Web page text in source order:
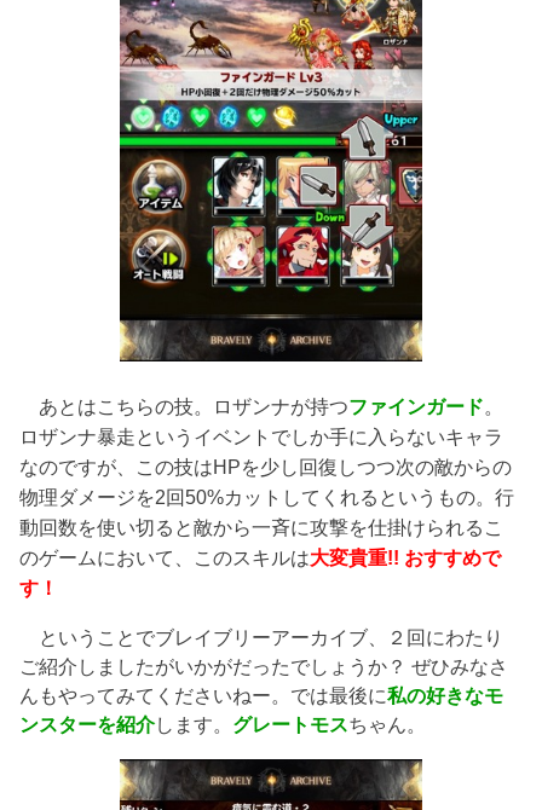
あとはこちらの技。ロザンナが持つファインガード。
ロザンナ暴走というイベントでしか手に入らないキャラ
なのですが、この技はHPを少し回復しつつ次の敵からの
物理ダメージを2回50%カットしてくれるというもの。行
動回数を使い切ると敵から一斉に攻撃を仕掛けられるこ
のゲームにおいて、このスキルは大変貴重!! おすすめで
す！
ということでブレイブリーアーカイブ、２回にわたり
ご紹介しましたがいかがだったでしょうか？ ぜひみなさ
んもやってみてくださいねー。では最後に私の好きなモ
ンスターを紹介します。 グレートモスちゃん。